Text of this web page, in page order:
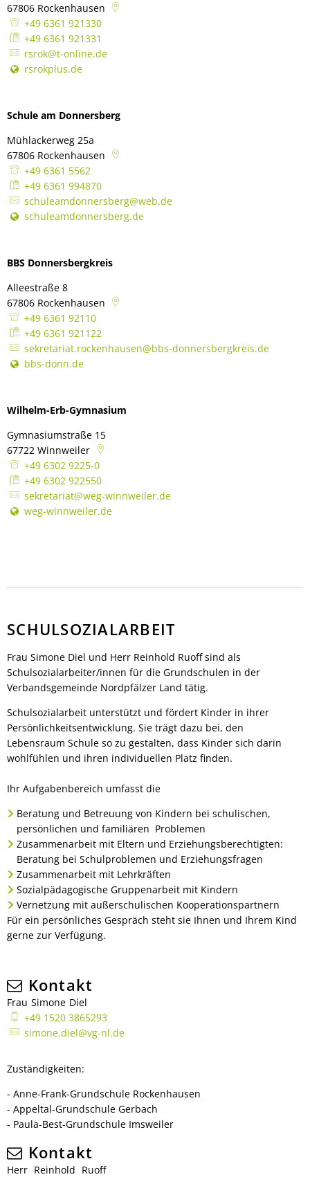
67806 Rockenhausen
+49 6361 921330
+49 6361 921331
rsrok@t-online.de
rsrokplus.de
Schule am Donnersberg
Mühlackerweg 25a
67806 Rockenhausen
+49 6361 5562
+49 6361 994870
schuleamdonnersberg@web.de
schuleamdonnersberg.de
BBS Donnersbergkreis
Alleestraße 8
67806 Rockenhausen
+49 6361 92110
+49 6361 921122
sekretariat.rockenhausen@bbs-donnersbergkreis.de
bbs-donn.de
Wilhelm-Erb-Gymnasium
Gymnasiumstraße 15
67722 Winnweiler
+49 6302 9225-0
+49 6302 922550
sekretariat@weg-winnweiler.de
weg-winnweiler.de
SCHULSOZIALARBEIT
Frau Simone Diel und Herr Reinhold Ruoff sind als
Schulsozialarbeiter/innen für die Grundschulen in der
Verbandsgemeinde Nordpfälzer Land tätig.
Schulsozialarbeit unterstützt und fördert Kinder in ihrer
Persönlichkeitsentwicklung. Sie trägt dazu bei, den
Lebensraum Schule so zu gestalten, dass Kinder sich darin
wohlfühlen und ihren individuellen Platz finden.
Ihr Aufgabenbereich umfasst die
Beratung und Betreuung von Kindern bei schulischen,
persönlichen und familiären Problemen
Zusammenarbeit mit Eltern und Erziehungsberechtigten:
Beratung bei Schulproblemen und Erziehungsfragen
Zusammenarbeit mit Lehrkräften
Sozialpädagogische Gruppenarbeit mit Kindern
Vernetzung mit außerschulischen Kooperationspartnern
Für ein persönliches Gespräch steht sie Ihnen und Ihrem Kind
gerne zur Verfügung.
Kontakt
Frau Simone Diel
+49 1520 3865293
simone.diel@vg-nl.de
Zuständigkeiten:
- Anne-Frank-Grundschule Rockenhausen
- Appeltal-Grundschule Gerbach
- Paula-Best-Grundschule Imsweiler
Kontakt
Herr Reinhold Ruoff